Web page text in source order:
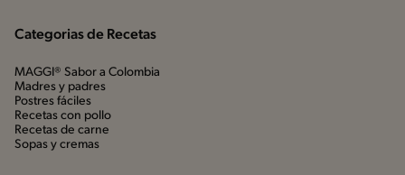
Categorias de Recetas
MAGGI® Sabor a Colombia
Madres y padres
Postres fáciles
Recetas con pollo
Recetas de carne
Sopas y cremas